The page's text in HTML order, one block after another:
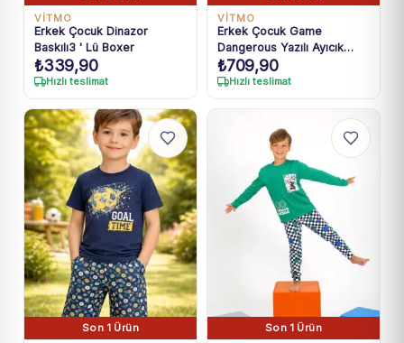
VİTMO
Erkek Çocuk Dinazor
Baskılı3 ' Lü Boxer
₺339,90
Hızlı teslimat
VİTMO
Erkek Çocuk Game
Dangerous Yazılı Ayıcık
Baskılı Pijama takımı
₺709,90
Hızlı teslimat
Son 1 Ürün
Son 1 Ürün